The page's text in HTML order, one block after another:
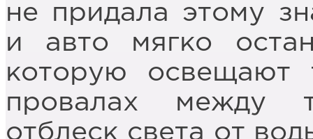
не придала этому
и авто мягко
которую освещают
провалах между
отблеск света от